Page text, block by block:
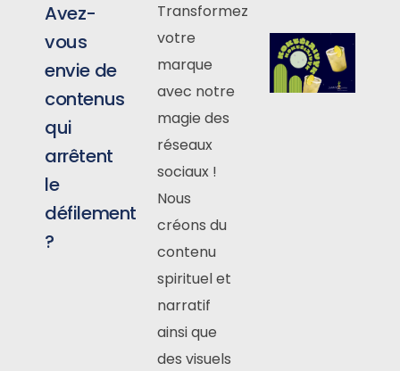
Avez-
vous
envie de
contenus
qui
arrêtent
le
défilement
?
Transformez
votre
marque
avec notre
magie des
réseaux
sociaux !
Nous
créons du
contenu
spirituel et
narratif
ainsi que
des visuels